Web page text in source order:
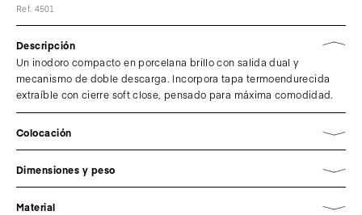
Ref. 4501
Descripción
Un inodoro compacto en porcelana brillo con salida dual y
mecanismo de doble descarga. Incorpora tapa termoendurecida
extraíble con cierre soft close, pensado para máxima comodidad.
Colocación
Dimensiones y peso
Material